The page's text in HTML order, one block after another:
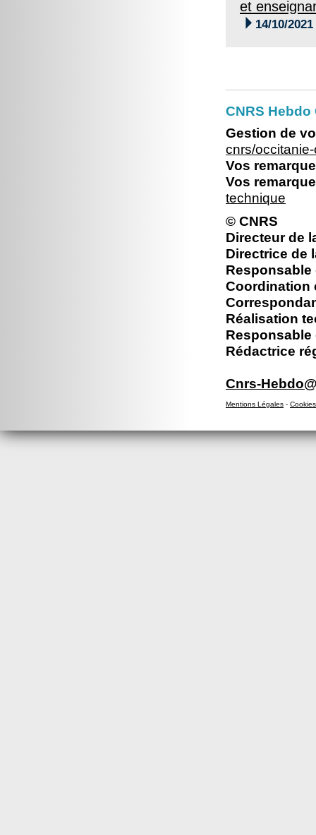
et
 14/10/2021
CNRS
Gestion de
cnrs/
Vos
Vos
technique
© CNRS
Directeur de
Directrice de
Coordination
Réalisation
Rédactrice
Cnrs-
Mentions Légales - Cookies